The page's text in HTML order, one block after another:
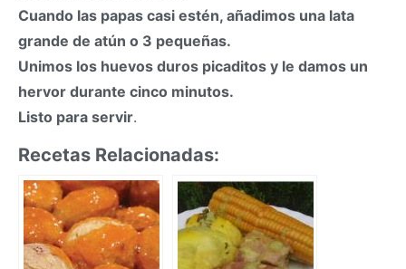
Cuando las papas casi estén, añadimos una lata
grande de atún o 3 pequeñas.
Unimos los huevos duros picaditos y le damos un
hervor durante cinco minutos.
Listo para servir.
Recetas Relacionadas: